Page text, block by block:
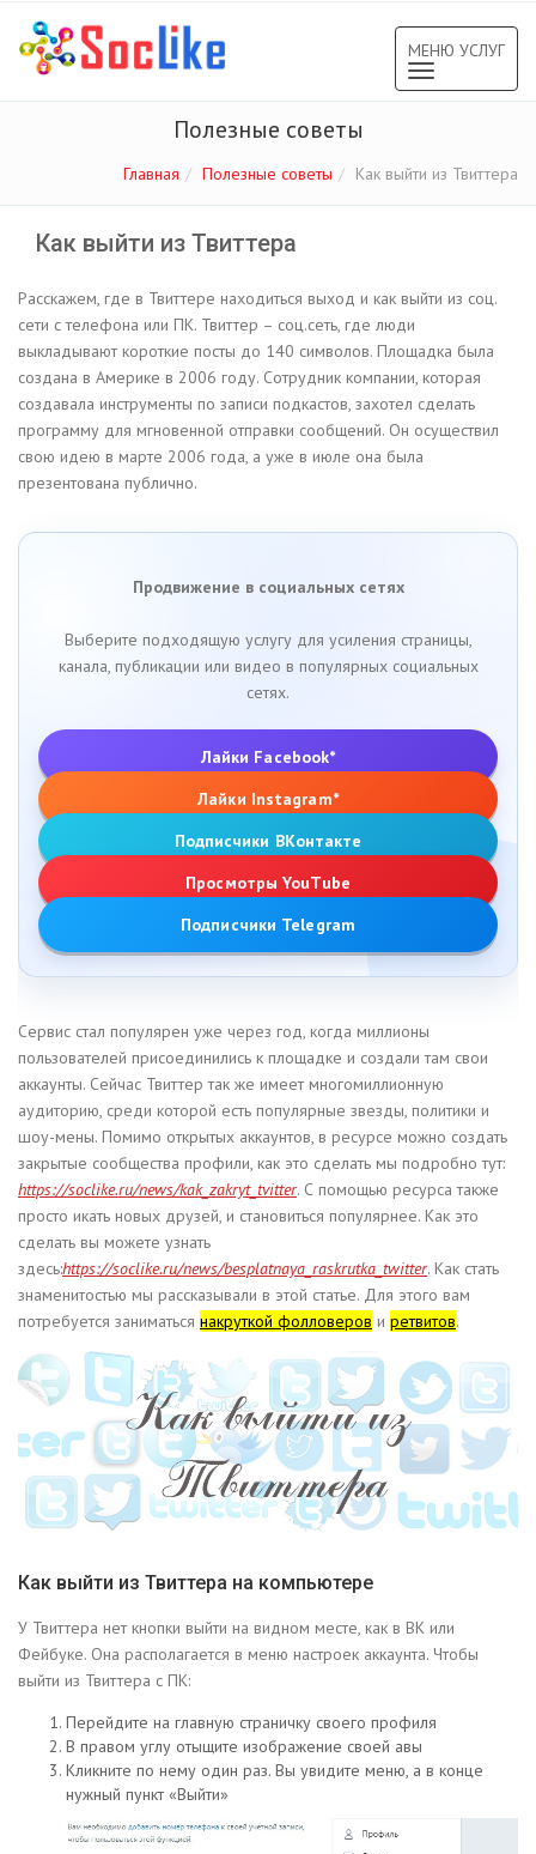
МЕНЮ УСЛУГ
navigation
Полезные советы
Главная Полезные советы Как выйти из Твиттера
Как выйти из Твиттера
Расскажем, где в Твиттере находиться выход и как выйти из соц.
сети с телефона или ПК. Твиттер – соц.сеть, где люди
выкладывают короткие посты до 140 символов. Площадка была
создана в Америке в 2006 году. Сотрудник компании, которая
создавала инструменты по записи подкастов, захотел сделать
программу для мгновенной отправки сообщений. Он осуществил
свою идею в марте 2006 года, а уже в июле она была
презентована публично.
Продвижение в социальных сетях
Выберите подходящую услугу для усиления страницы,
канала, публикации или видео в популярных социальных
сетях.
Лайки Facebook*
Лайки Instagram*
Подписчики ВКонтакте
Просмотры YouTube
Подписчики Telegram
Сервис стал популярен уже через год, когда миллионы
пользователей присоединились к площадке и создали там свои
аккаунты. Сейчас Твиттер так же имеет многомиллионную
аудиторию, среди которой есть популярные звезды, политики и
шоу-мены. Помимо открытых аккаунтов, в ресурсе можно создать
закрытые сообщества профили, как это сделать мы подробно тут:
https://soclike.ru/news/kak_zakryt_tvitter. С помощью ресурса также
просто икать новых друзей, и становиться популярнее. Как это
сделать вы можете узнать
здесь:https://soclike.ru/news/besplatnaya_raskrutka_twitter. Как стать
знаменитостью мы рассказывали в этой статье. Для этого вам
потребуется заниматься накруткой фолловеров и ретвитов.
Как выйти из Твиттера на компьютере
У Твиттера нет кнопки выйти на видном месте, как в ВК или
Фейбуке. Она располагается в меню настроек аккаунта. Чтобы
выйти из Твиттера с ПК:
Перейдите на главную страничку своего профиля
В правом углу отыщите изображение своей авы
Кликните по нему один раз. Вы увидите меню, а в конце
нужный пункт «Выйти»